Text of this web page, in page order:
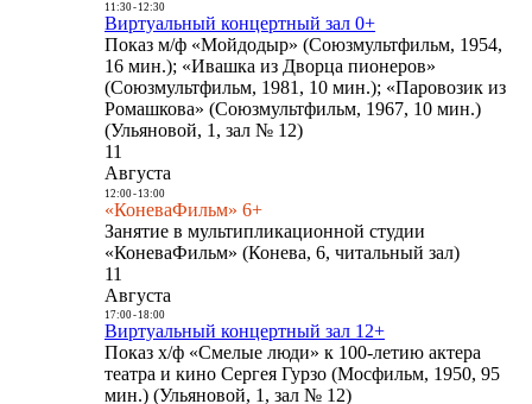
11:30- 12:30
Виртуальный концертный зал 0+
Показ м/ф «Мойдодыр» (Союзмультфильм, 1954,
16 мин.); «Ивашка из Дворца пионеров»
(Союзмультфильм, 1981, 10 мин.); «Паровозик из
Ромашкова» (Союзмультфильм, 1967, 10 мин.)
(Ульяновой, 1, зал № 12)
11
Августа
12:00- 13:00
«КоневаФильм» 6+
Занятие в мультипликационной студии
«КоневаФильм» (Конева, 6, читальный зал)
11
Августа
17:00- 18:00
Виртуальный концертный зал 12+
Показ х/ф «Смелые люди» к 100-летию актера
театра и кино Сергея Гурзо (Мосфильм, 1950, 95
мин.) (Ульяновой, 1, зал № 12)